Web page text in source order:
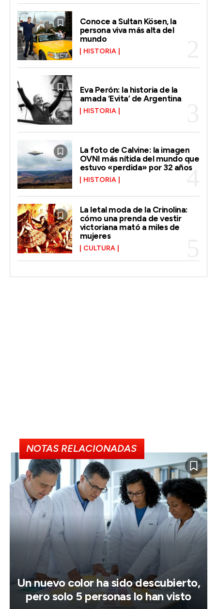
Conoce a Sultan Kösen, la
persona viva más alta del
mundo
HISTORIA
Eva Perón: la historia de la
amada ‘Evita’ de Argentina
HISTORIA
La foto de Calvine: la imagen
OVNI más nítida del mundo que
estuvo «perdida» por 32 años
HISTORIA
La letal moda de la Crinolina:
cómo una prenda de vestir
victoriana mató a miles de
mujeres
CULTURA
NOTAS RELACIONADAS
Un nuevo color ha sido descubierto,
pero solo 5 personas lo han visto